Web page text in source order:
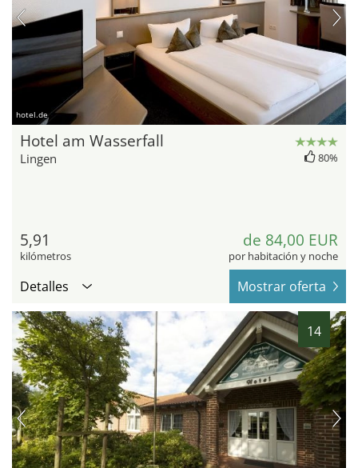
hotel.de
Hotel am Wasserfall
Lingen 80%
5,91
kilómetros
de 84,00 EUR
por habitación y noche
Detalles Mostrar oferta
14